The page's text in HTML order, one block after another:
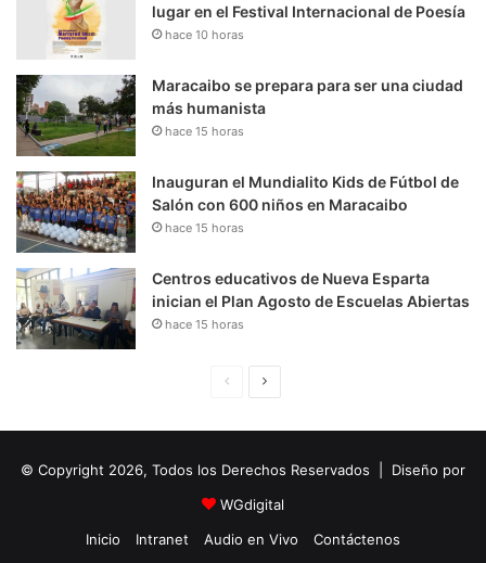
lugar en el Festival Internacional de Poesía
hace 10 horas
Maracaibo se prepara para ser una ciudad
más humanista
hace 15 horas
Inauguran el Mundialito Kids de Fútbol de
Salón con 600 niños en Maracaibo
hace 15 horas
Centros educativos de Nueva Esparta
inician el Plan Agosto de Escuelas Abiertas
hace 15 horas
i
n
a
u
i
e
© Copyright 2026, Todos los Derechos Reservados | Diseño por
WGdigital
Inicio
Intranet Audio en Vivo Contáctenos